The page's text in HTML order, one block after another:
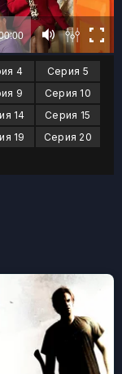
4
Серия 5
9
Серия 10
14
Серия 15
19
Серия 20